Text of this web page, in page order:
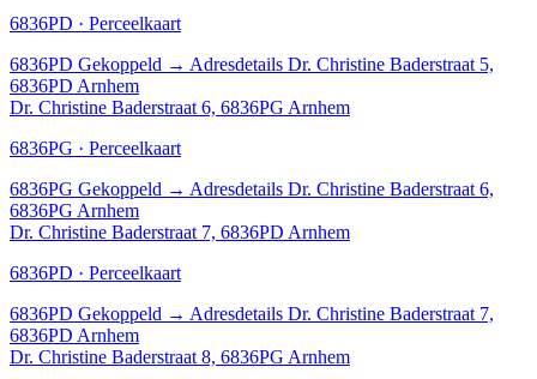
6836PD · Perceelkaart
6836PD Gekoppeld → Adresdetails Dr. Christine Baderstraat 5,
6836PD Arnhem
Dr. Christine Baderstraat 6, 6836PG Arnhem
6836PG · Perceelkaart
6836PG Gekoppeld → Adresdetails Dr. Christine Baderstraat 6,
6836PG Arnhem
Dr. Christine Baderstraat 7, 6836PD Arnhem
6836PD · Perceelkaart
6836PD Gekoppeld → Adresdetails Dr. Christine Baderstraat 7,
6836PD Arnhem
Dr. Christine Baderstraat 8, 6836PG Arnhem